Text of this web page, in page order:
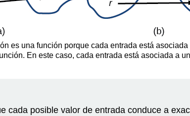
es una función porque cada entrada está
En este caso, cada entrada está asociada a
cada posible valor de entrada conduce a